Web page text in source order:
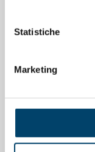
Statistiche
Marketing
ONDA ONDANOTIZIE
La salute
11 Mag 2026